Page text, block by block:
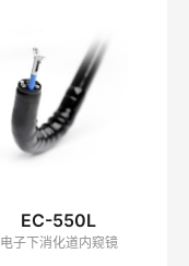
EC-550L
电子下消化道内窥镜